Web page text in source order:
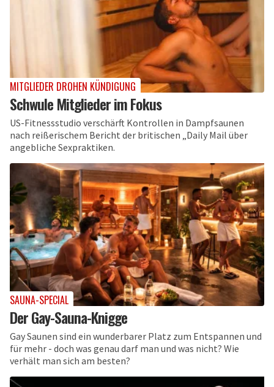
MITGLIEDER DROHEN KÜNDIGUNG
Schwule Mitglieder im Fokus
US-Fitnessstudio verschärft Kontrollen in Dampfsaunen
nach reißerischem Bericht der britischen „Daily Mail über
angebliche Sexpraktiken.
SAUNA-SPECIAL
Der Gay-Sauna-Knigge
Gay Saunen sind ein wunderbarer Platz zum Entspannen und
für mehr - doch was genau darf man und was nicht? Wie
verhält man sich am besten?